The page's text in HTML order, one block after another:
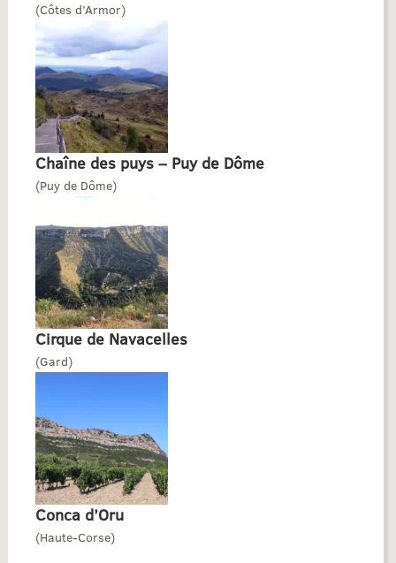
(Côtes d’Armor)
Chaîne des puys – Puy de Dôme
(Puy de Dôme)
Cirque de Navacelles
(Gard)
Conca d’Oru
(Haute-Corse)